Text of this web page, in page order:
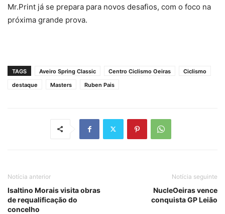
Mr.Print já se prepara para novos desafios, com o foco na
próxima grande prova.
TAGS Aveiro Spring Classic Centro Ciclismo Oeiras
Ciclismo
destaque
Masters Ruben Pais
Notícia anterior
Isaltino Morais visita obras
de requalificação do
concelho
Notícia seguinte
NucleOeiras vence
conquista GP Leião